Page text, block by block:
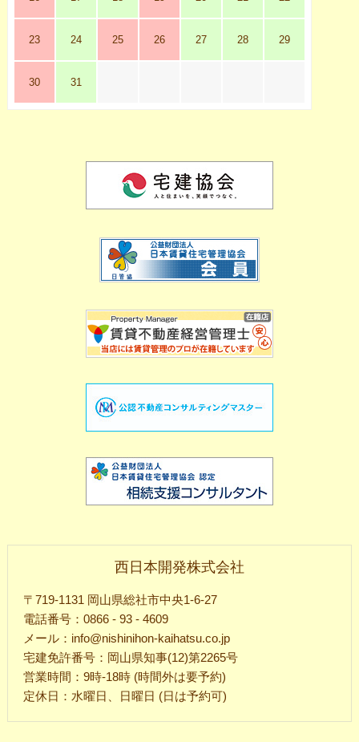
23 24 25 26 27 28 29
30 31
西日本開発株式会社
〒719-1131 岡山県総社市中央1-6-27
電話番号：0866 - 93 - 4609
メール：info@nishinihon-kaihatsu.co.jp
宅建免許番号：岡山県知事(12)第2265号
営業時間：9時-18時 (時間外は要予約)
定休日：水曜日、日曜日 (日は予約可)